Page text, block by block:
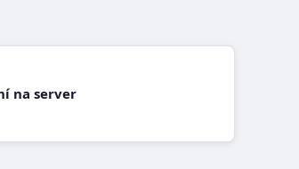
na server